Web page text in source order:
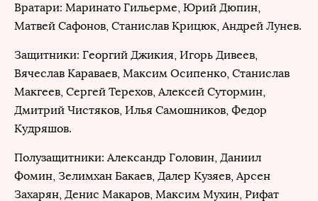
Вратари: Маринато Гильерме, Юрий Дюпин,
Матвей Сафонов, Станислав Крицюк, Андрей Лунев.
Защитники: Георгий Джикия, Игорь Дивеев,
Вячеслав Караваев, Максим Осипенко, Станислав
Макгеев, Сергей Терехов, Алексей Сутормин,
Дмитрий Чистяков, Илья Самошников, Федор
Кудряшов.
Полузащитники: Александр Головин, Даниил
Фомин, Зелимхан Бакаев, Далер Кузяев, Арсен
Захарян, Денис Макаров, Максим Мухин, Рифат